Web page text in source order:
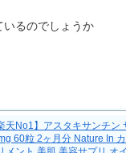
いるのでしょうか
天No1】アスタキサンチン
60粒 2ヶ月分 Nature In